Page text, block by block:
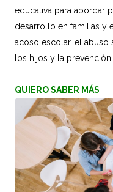
educativa para abordar
desarrollo en familias y
acoso escolar, el abuso
los hijos y la
QUIERO SABER MÁS